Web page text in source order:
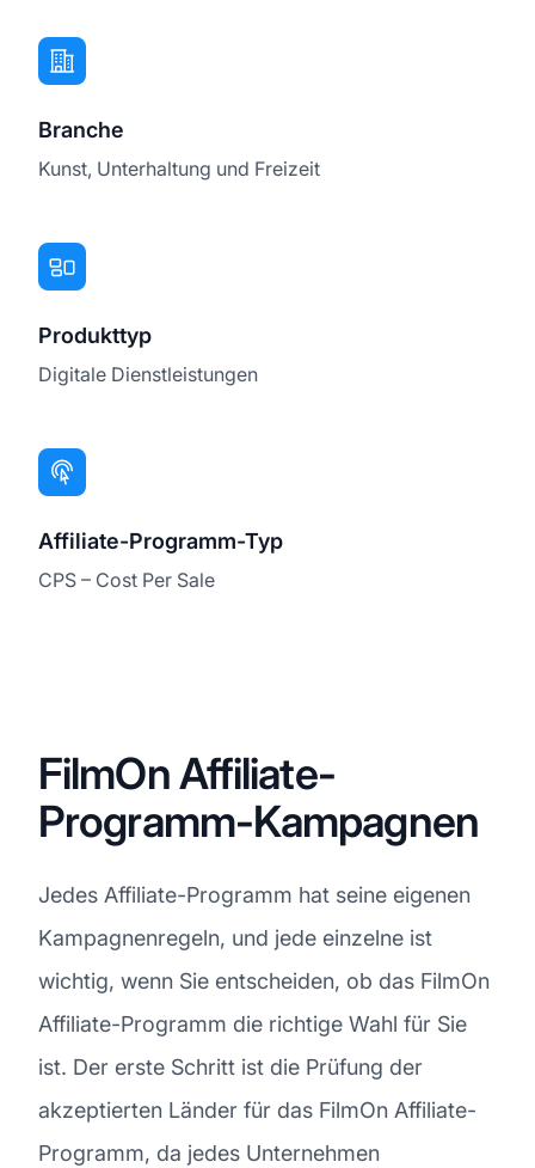
Branche
Kunst, Unterhaltung und Freizeit
Produkttyp
Digitale Dienstleistungen
Affiliate-Programm-Typ
CPS – Cost Per Sale
FilmOn Affiliate-
Programm-Kampagnen
Jedes Affiliate-Programm hat seine eigenen
Kampagnenregeln, und jede einzelne ist
wichtig, wenn Sie entscheiden, ob das FilmOn
Affiliate-Programm die richtige Wahl für Sie
ist. Der erste Schritt ist die Prüfung der
akzeptierten Länder für das FilmOn Affiliate-
Programm, da jedes Unternehmen